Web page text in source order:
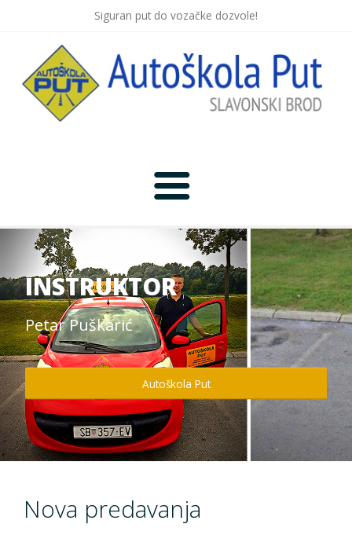
Siguran put do vozačke dozvole!
Početna
Novosti
Lokacija
Info
Kontakt
INSTRUKTOR
Petar Puškarić
Autoškola Put
Nova predavanja